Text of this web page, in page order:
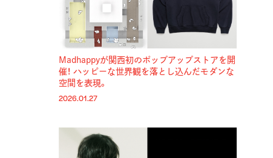
Madhappyが関西初のポップアップストアを開
催！ ハッピーな世界観を落とし込んだモダンな
空間を表現。
2026.01.27